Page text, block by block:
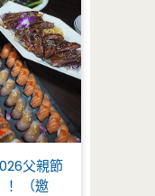
父親節
！ （邀